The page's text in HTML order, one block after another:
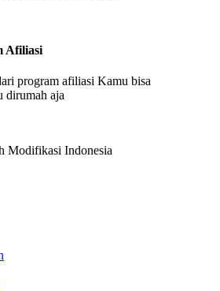
Afiliasi
program afiliasi Kamu bisa
dirumah aja
Modifikasi Indonesia